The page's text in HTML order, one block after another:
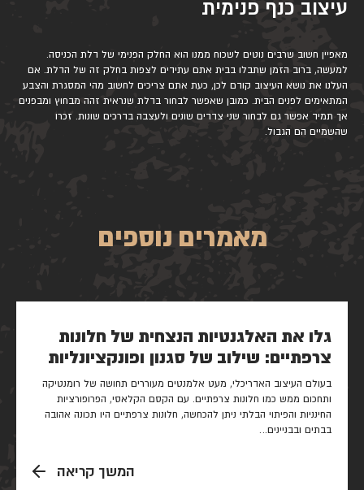
עיצוב כנף פנימית
מאפיין חשוב שרבים נוטים לשכוח ממנו הוא החלק הפנימי של דלת הכניסה.
למעשה, ברוב הזמן שתבלו בבית אתם עתידים לצפות בחלק זה של הדלת. אם
העלנו את נושא העיצוב קודם לכן, כעת אתם צריכים לחשוב מהי המסגרת והצבע
המתאימים לפנים הבית. כמובן שאפשר לבחור בדלת שנראית זהה מבחוץ ומבפנים
אך תמיד אפשר גם לבחור שני צדדים שונים ולעצבה בדרכים שונות. זכרו
שהשמיים הם הגבול.
מאמרים נוספים
גלו את האלגנטיות הנצחית של חלונות
צרפתיים: שילוב של סגנון ופונקציונליות
בעולם העיצוב האדריכלי, מעט אלמנטים מעוררים תחושה של רומנטיקה
ותחכום ממש כמו חלונות צרפתיים. עם הקסם הקלאסי, הפרופורציות
החינניות והפיתוי הבלתי ניתן להכחשה, חלונות צרפתיים היו תכונה אהובה
בבתים ובבניינים…
המשך קריאה